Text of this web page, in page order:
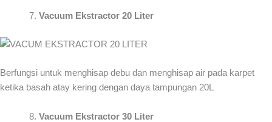
Vacuum Ekstractor 20 Liter
Berfungsi untuk menghisap debu dan menghisap air pada karpet
ketika basah atay kering dengan daya tampungan 20L
Vacuum Ekstractor 30 Liter